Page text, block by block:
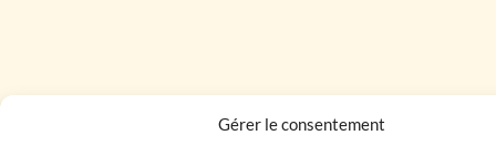
Gérer le consentement